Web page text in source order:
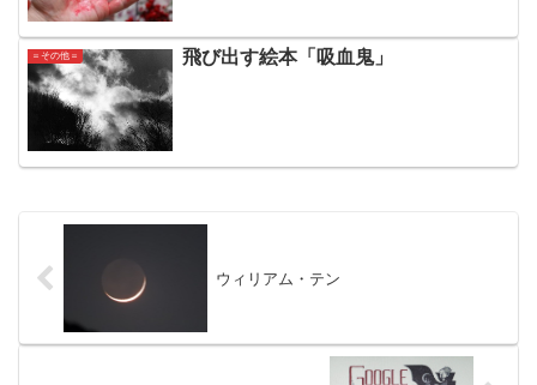
＝その他＝ 飛び出す絵本「吸血鬼」
ウィリアム・テン